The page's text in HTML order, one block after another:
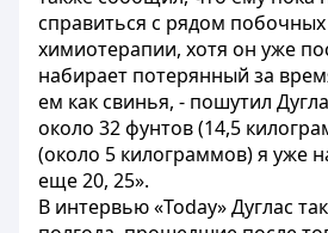
справиться с рядом
химиотерапии, хотя он уже
набирает потерянный за
ем как свинья, - пошутил
около 32 фунтов (14,5
(около 5 килограммов) я уже
еще 20, 25».
В интервью «Today» Дуглас